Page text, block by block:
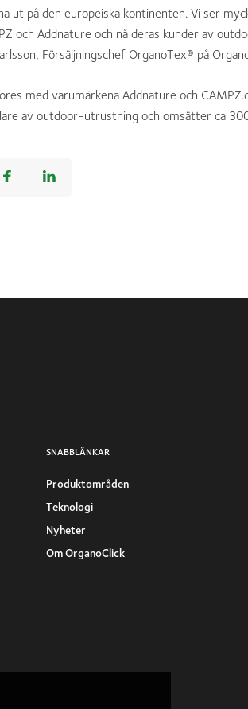
ut på den europeiska kontinenten. Vi ser
och Addnature och nå deras kunder av
Försäljningschef OrganoTex® på
med varumärkena Addnature och
av outdoor-utrustning och omsätter ca
SNABBLÄNKAR
Produktområden
Teknologi
Nyheter
Om OrganoClick